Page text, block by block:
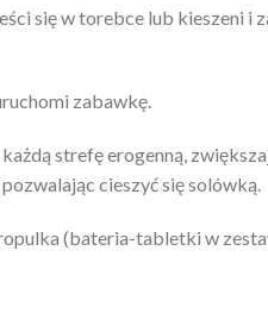
się w torebce lub kieszeni i
zabawkę.
strefę erogenną,
cieszyć się solówką.
(bateria-tabletki w